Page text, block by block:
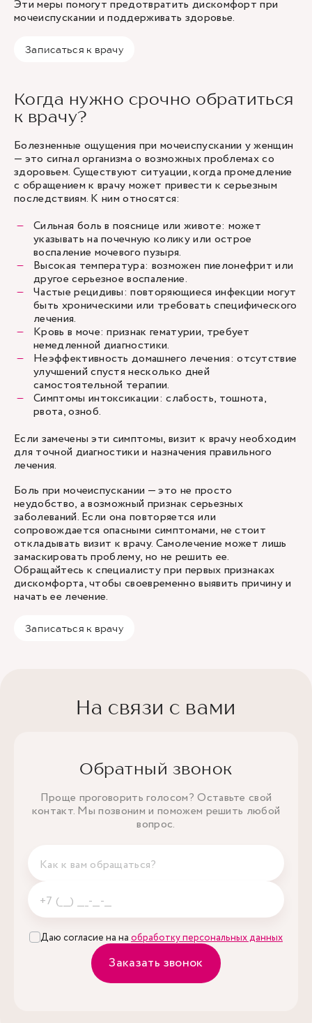
Эти меры помогут предотвратить дискомфорт при
мочеиспускании и поддерживать здоровье.
Записаться к врачу
Когда нужно срочно обратиться
к врачу?
Болезненные ощущения при мочеиспускании у женщин
— это сигнал организма о возможных проблемах со
здоровьем. Существуют ситуации, когда промедление
с обращением к врачу может привести к серьезным
последствиям. К ним относятся:
Сильная боль в пояснице или животе: может
указывать на почечную колику или острое
воспаление мочевого пузыря.
Высокая температура: возможен пиелонефрит или
другое серьезное воспаление.
Частые рецидивы: повторяющиеся инфекции могут
быть хроническими или требовать специфического
лечения.
Кровь в моче: признак гематурии, требует
немедленной диагностики.
Неэффективность домашнего лечения: отсутствие
улучшений спустя несколько дней
самостоятельной терапии.
Симптомы интоксикации: слабость, тошнота,
рвота, озноб.
Если замечены эти симптомы, визит к врачу необходим
для точной диагностики и назначения правильного
лечения.
Боль при мочеиспускании — это не просто
неудобство, а возможный признак серьезных
заболеваний. Если она повторяется или
сопровождается опасными симптомами, не стоит
откладывать визит к врачу. Самолечение может лишь
замаскировать проблему, но не решить ее.
Обращайтесь к специалисту при первых признаках
дискомфорта, чтобы своевременно выявить причину и
начать ее лечение.
Записаться к врачу
На связи с вами
Обратный звонок
Проще проговорить голосом? Оставьте свой
контакт. Мы позвоним и поможем решить любой
вопрос.
Даю согласие на на обработку персональных данных
Заказать звонок